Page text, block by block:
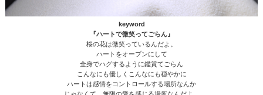
keyword
『ハートで微笑ってごらん』
桜の花は微笑っているんだよ。
ハートをオープンにして
全身でハグするように鑑賞てごらん
こんなにも優しくこんなにも穏やかに
ハートは感情をコントロールする場所なんか